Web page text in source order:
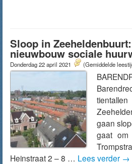
Sloop in
nieuwbouw sociale
Donderdag 22 april 2021 (Gemiddelde
gaan
gaat
Heinstraat 2 – 8 … Lees verder →